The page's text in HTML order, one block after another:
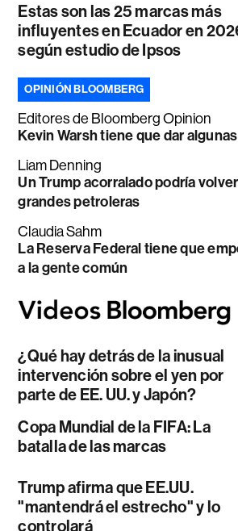
Estas son las 25 marcas más
influyentes en Ecuador en
según estudio de Ipsos
OPINIÓN BLOOMBERG
Editores de Bloomberg Opinion
Kevin Warsh tiene que dar
Liam Denning
Un Trump acorralado podría
grandes petroleras
Claudia Sahm
La Reserva Federal tiene que
a la gente común
¿Qué hay detrás de la inusual
intervención sobre el yen por
parte de EE. UU. y Japón?
Copa Mundial de la FIFA: La
batalla de las marcas
Trump afirma que EE.UU.
"mantendrá el estrecho" y lo
controlará